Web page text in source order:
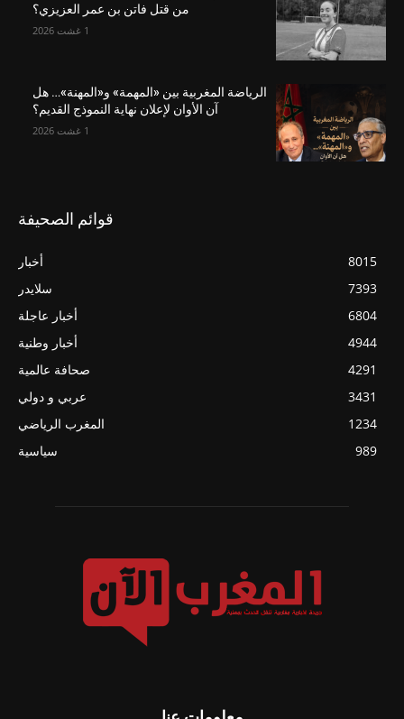
من قتل فاتن بن عمر العزيزي؟
1 غشت 2026
الرياضة المغربية بين «المهمة» و«المهنة»… هل
آن الأوان لإعلان نهاية النموذج القديم؟
1 غشت 2026
قوائم الصحيفة
أخبار
8015
سلايدر
7393
أخبار عاجلة
6804
أخبار وطنية
4944
صحافة عالمية
4291
عربي و دولي
3431
المغرب الرياضي
1234
سياسية
989